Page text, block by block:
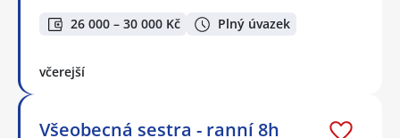
26 000 – 30 000 Kč Plný úvazek
včerejší
Všeobecná sestra - ranní 8h